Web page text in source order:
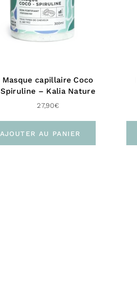
Masque capillaire Coco
Spiruline – Kalia Nature
27,90€
AJOUTER AU PANIER